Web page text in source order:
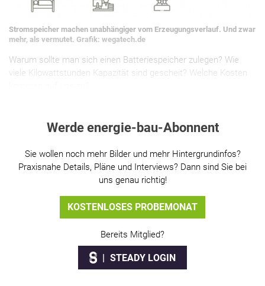
Stromspeicher machen unabhängiger vom Erzeugungsverlauf. Und zwar
mehr, als vermutet. Grafik: wegatech.de
Warum sollte man sich einen Batteriespeicher zulegen? Wie
viele Kilowattstunden Kapazität sind gescheit? Welche Kosten
Werde energie-bau-Abonnent
Sie wollen noch mehr Bilder und mehr Hintergrundinfos?
Praxisnahe Details, Pläne und Interviews? Dann sind Sie bei
uns genau richtig!
KOSTENLOSES PROBEMONAT
Bereits Mitglied?
STEADY LOGIN